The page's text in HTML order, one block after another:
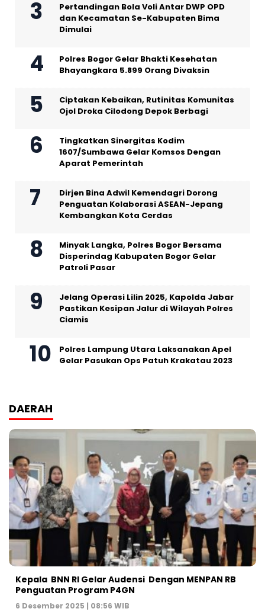
Pertandingan Bola Voli Antar DWP OPD
dan Kecamatan Se-Kabupaten Bima
Dimulai
Polres Bogor Gelar Bhakti Kesehatan
Bhayangkara 5.899 Orang Divaksin
Ciptakan Kebaikan, Rutinitas Komunitas
Ojol Droka Cilodong Depok Berbagi
Tingkatkan Sinergitas Kodim
1607/Sumbawa Gelar Komsos Dengan
Aparat Pemerintah
Dirjen Bina Adwil Kemendagri Dorong
Penguatan Kolaborasi ASEAN-Jepang
Kembangkan Kota Cerdas
Minyak Langka, Polres Bogor Bersama
Disperindag Kabupaten Bogor Gelar
Patroli Pasar
Jelang Operasi Lilin 2025, Kapolda Jabar
Pastikan Kesipan Jalur di Wilayah Polres
Ciamis
Polres Lampung Utara Laksanakan Apel
Gelar Pasukan Ops Patuh Krakatau 2023
DAERAH
Kepala BNN RI Gelar Audensi Dengan MENPAN RB
Penguatan Program P4GN
6 Desember 2025 | 08:56 WIB